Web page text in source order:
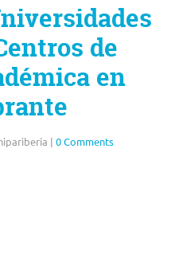
de
en
| 0 Comments